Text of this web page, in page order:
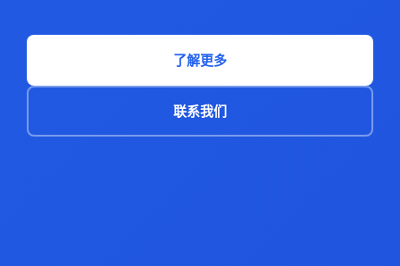
了解更多
联系我们